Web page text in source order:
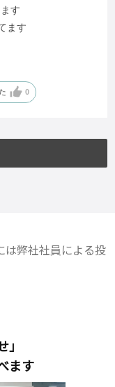
す
ます
0
は弊社社員による投
ます